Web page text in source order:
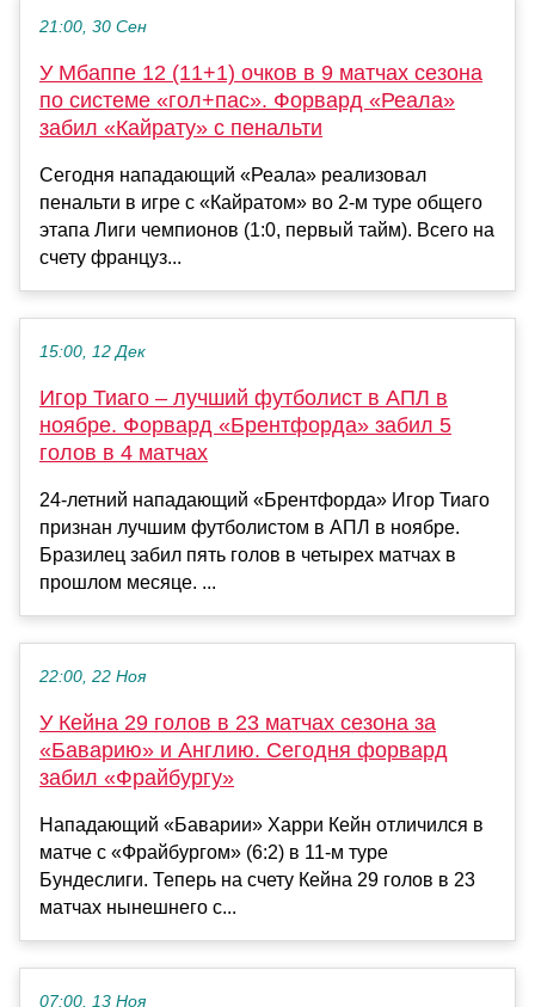
21:00, 30 Сен
У Мбаппе 12 (11+1) очков в 9 матчах сезона
по системе «гол+пас». Форвард «Реала»
забил «Кайрату» с пенальти
Сегодня нападающий «Реала» реализовал
пенальти в игре с «Кайратом» во 2-м туре общего
этапа Лиги чемпионов (1:0, первый тайм). Всего на
счету француз...
15:00, 12 Дек
Игор Тиаго – лучший футболист в АПЛ в
ноябре. Форвард «Брентфорда» забил 5
голов в 4 матчах
24-летний нападающий «Брентфорда» Игор Тиаго
признан лучшим футболистом в АПЛ в ноябре.
Бразилец забил пять голов в четырех матчах в
прошлом месяце. ...
22:00, 22 Ноя
У Кейна 29 голов в 23 матчах сезона за
«Баварию» и Англию. Сегодня форвард
забил «Фрайбургу»
Нападающий «Баварии» Харри Кейн отличился в
матче с «Фрайбургом» (6:2) в 11-м туре
Бундеслиги. Теперь на счету Кейна 29 голов в 23
матчах нынешнего с...
07:00, 13 Ноя